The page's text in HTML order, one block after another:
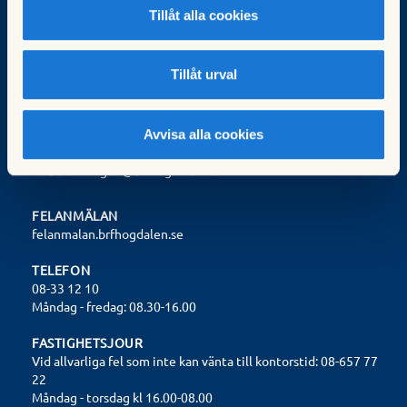
Tillåt alla cookies
Tillåt urval
Avvisa alla cookies
Fastighetsexpeditionen
Trollesundsvägen 108
styrelsen@brfhogdalen.se
Org.nr: 702000-9572
FELANMÄLAN
felanmalan.brfhogdalen.se
TELEFON
08-33 12 10
Måndag - fredag: 08.30-16.00
FASTIGHETSJOUR
Vid allvarliga fel som inte kan vänta till kontorstid: 08-657 77
22
Måndag - torsdag kl 16.00-08.00